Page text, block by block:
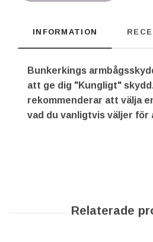
INFORMATION
Bunkerkings
att ge dig "Kungligt"
rekommenderar att välja
vad du vanligtvis väljer för